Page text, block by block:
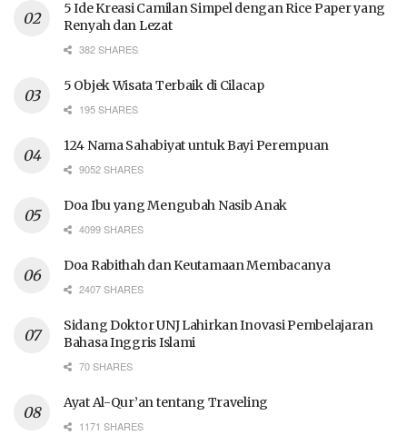
5 Ide Kreasi Camilan Simpel dengan Rice Paper yang
Renyah dan Lezat
382 SHARES
5 Objek Wisata Terbaik di Cilacap
195 SHARES
124 Nama Sahabiyat untuk Bayi Perempuan
9052 SHARES
Doa Ibu yang Mengubah Nasib Anak
4099 SHARES
Doa Rabithah dan Keutamaan Membacanya
2407 SHARES
Sidang Doktor UNJ Lahirkan Inovasi Pembelajaran
Bahasa Inggris Islami
70 SHARES
Ayat Al-Qur’an tentang Traveling
1171 SHARES